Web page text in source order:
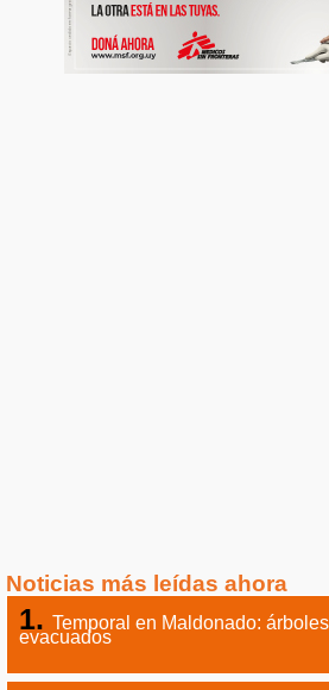
Noticias más leídas ahora
Temporal en Maldonado:
evacuados